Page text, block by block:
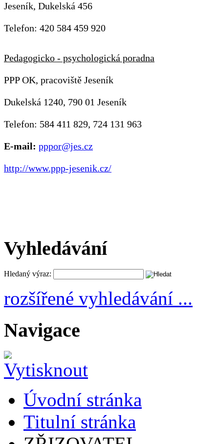
Jeseník, Dukelská 456
Telefon: 420 584 459 920
Pedagogicko - psychologická poradna
PPP OK, pracoviště Jeseník
Dukelská 1240, 790 01 Jeseník
Telefon: 584 411 829, 724 131 963
E-mail: pppor@jes.cz
http://www.ppp-jesenik.cz/
Vyhledávání
Hledaný výraz:
rozšířené vyhledávání ...
Navigace
Úvodní stránka
Titulní stránka